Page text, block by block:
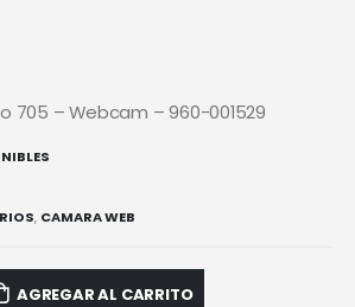
705 – Webcam – 960-001529
, CAMARA WEB
AGREGAR AL CARRITO